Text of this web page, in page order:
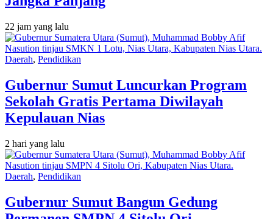
22 jam yang lalu
Daerah, Pendidikan
Gubernur Sumut Luncurkan Program
Sekolah Gratis Pertama Diwilayah
Kepulauan Nias
2 hari yang lalu
Daerah, Pendidikan
Gubernur Sumut Bangun Gedung